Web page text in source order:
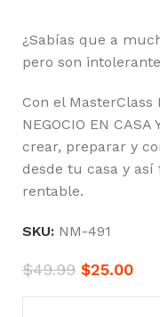
¿Sabías que a
pero son
Con el MasterClass
NEGOCIO EN
crear, preparar y
desde tu casa y
rentable.
SKU: NM-491
$49.99 $25.00